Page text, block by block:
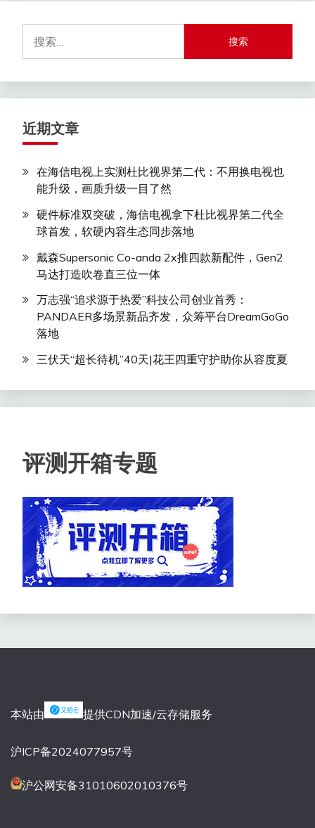
索：
近期文章
在海信电视上实测杜比视界第二代：不用换电视也
能升级，画质升级一目了然
硬件标准双突破，海信电视拿下杜比视界第二代全
球首发，软硬内容生态同步落地
戴森Supersonic Co-anda 2x推四款新配件，Gen2
马达打造吹卷直三位一体
万志强“追求源于热爱”科技公司创业首秀：
PANDAER多场景新品齐发，众筹平台DreamGoGo
落地
三伏天“超长待机”40天|花王四重守护助你从容度夏
评测开箱专题
本站由 提供CDN加速/云存储服务
沪ICP备2024077957号
沪公网安备31010602010376号